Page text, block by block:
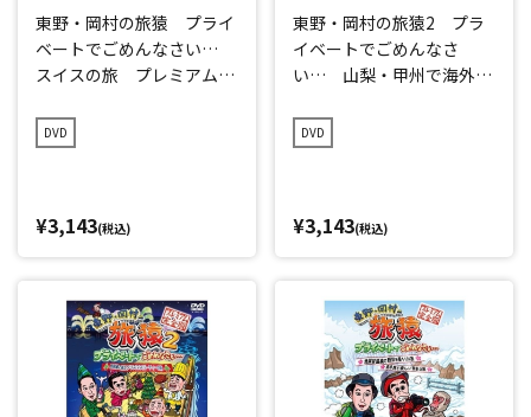
東野・岡村の旅猿 プライ
ベートでごめんなさい…
スイスの旅 プレミアム完
DVD
¥3,143(税込)
東野・岡村の旅猿2 プラ
イベートでごめんなさ
い… 山梨・甲州で海外ド
アム完全版
DVD
¥3,143(税込)